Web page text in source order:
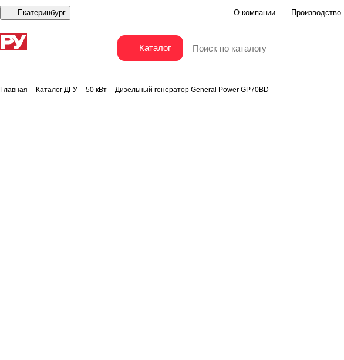
Екатеринбург О компании Производство
Каталог
Главная Каталог ДГУ 50 кВт Дизельный генератор General Power GP70BD
Дизельный генератор General Power GP70BD